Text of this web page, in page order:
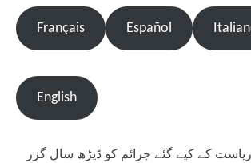
Français Español
English
کے کیے گئے جرائم کو ڈیڑھ سال گزر